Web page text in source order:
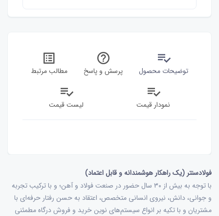
توضیحات محصول پرسش و پاسخ مطالب مرتبط
نمودار قیمت لیست قیمت
فولادسنتر (یک راهکار هوشمندانه و قابل اعتماد)
با توجه به بیش از ۳۰ سال حضور در صنعت فولاد و آهن؛ و با ترکیب تجربه
و جوانی، دانش، نیروی انسانی متخصص، اعتقاد به حسن رفتار حرفه‌ای با
مشتریان و با تکیه بر انواع سیستم‌های نوین خرید و فروش درگاه مطمئنی